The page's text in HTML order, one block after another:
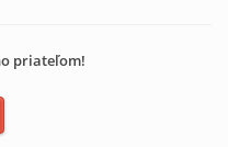
priateľom!